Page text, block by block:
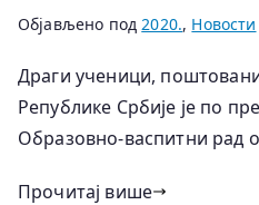
Објављено под2020., Новости
Драги ученици,
Републике Србије је по
Образовно-васпитни рад
Прочитај више